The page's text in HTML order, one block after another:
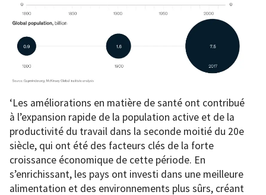
‘Les améliorations en matière de santé ont contribué
à l’expansion rapide de la population active et de la
productivité du travail dans la seconde moitié du 20e
siècle, qui ont été des facteurs clés de la forte
croissance économique de cette période. En
s’enrichissant, les pays ont investi dans une meilleure
alimentation et des environnements plus sûrs, créant